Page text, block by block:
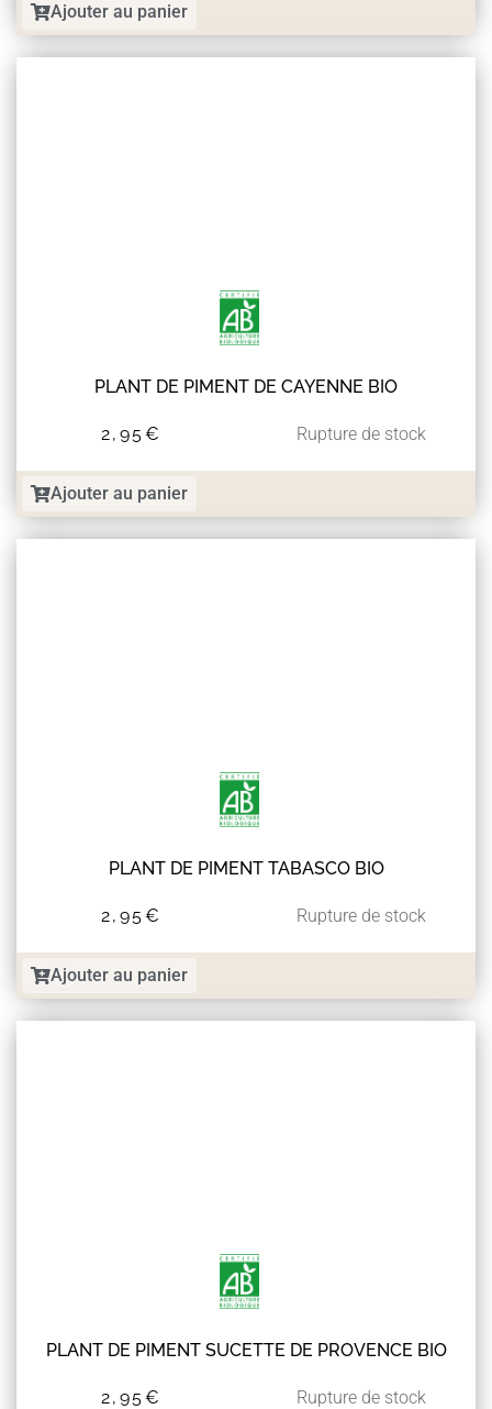
Ajouter au panier
PLANT DE PIMENT DE CAYENNE BIO
2,95€ Rupture de stock
Ajouter au panier
PLANT DE PIMENT TABASCO BIO
2,95€ Rupture de stock
Ajouter au panier
PLANT DE PIMENT SUCETTE DE PROVENCE BIO
2,95€ Rupture de stock